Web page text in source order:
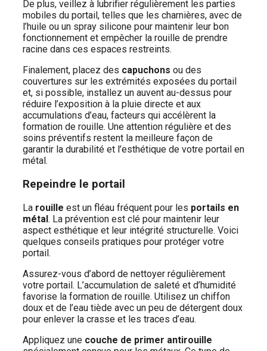
De plus, veillez à lubrifier régulièrement les parties
mobiles du portail, telles que les charnières, avec de
l’huile ou un spray silicone pour maintenir leur bon
fonctionnement et empêcher la rouille de prendre
racine dans ces espaces restreints.
Finalement, placez des capuchons ou des
couvertures sur les extrémités exposées du portail
et, si possible, installez un auvent au-dessus pour
réduire l’exposition à la pluie directe et aux
accumulations d’eau, facteurs qui accélèrent la
formation de rouille. Une attention régulière et des
soins préventifs restent la meilleure façon de
garantir la durabilité et l’esthétique de votre portail en
métal.
Repeindre le portail
La rouille est un fléau fréquent pour les portails en
métal. La prévention est clé pour maintenir leur
aspect esthétique et leur intégrité structurelle. Voici
quelques conseils pratiques pour protéger votre
portail.
Assurez-vous d’abord de nettoyer régulièrement
votre portail. L’accumulation de saleté et d’humidité
favorise la formation de rouille. Utilisez un chiffon
doux et de l’eau tiède avec un peu de détergent doux
pour enlever la crasse et les traces d’eau.
Appliquez une couche de primer antirouille